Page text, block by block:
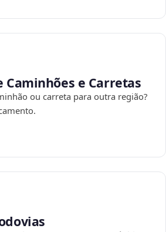
Caminhões e Carretas
ou carreta para outra região?